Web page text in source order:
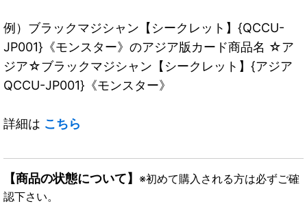
例）ブラックマジシャン【シークレット】{QCCU-
JP001}《モンスター》のアジア版カード商品名 ☆ア
ジア☆ブラックマジシャン【シークレット】{アジア
QCCU-JP001}《モンスター》
詳細は こちら
【商品の状態について】 ※初めて購入される方は必ずご確
認下さい。